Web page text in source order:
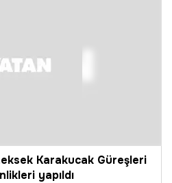
Karakucak Güreşleri
yapıldı